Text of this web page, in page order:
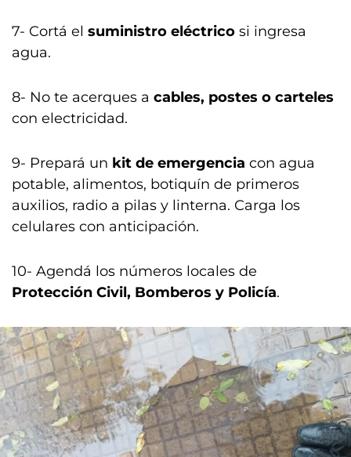
7- Cortá el suministro eléctrico si ingresa
agua.
8- No te acerques a cables, postes o carteles
con electricidad.
9- Prepará un kit de emergencia con agua
potable, alimentos, botiquín de primeros
auxilios, radio a pilas y linterna. Carga los
celulares con anticipación.
10- Agendá los números locales de
Protección Civil, Bomberos y Policía.